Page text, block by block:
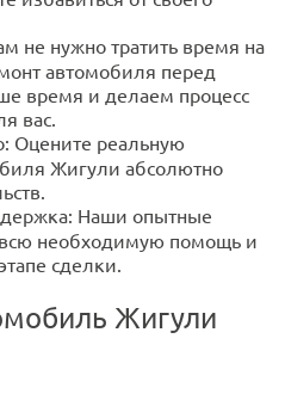
не нужно тратить время на
автомобиля перед
время и делаем процесс
вас.
Оцените реальную
Жигули абсолютно
Наши опытные
необходимую помощь и
сделки.
Жигули